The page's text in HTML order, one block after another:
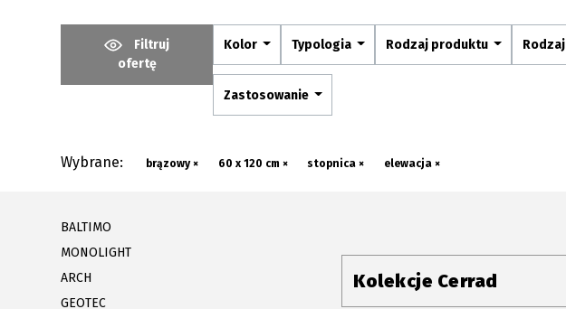
Filtruj
ofertę
Kolor Typologia Rodzaj produktu
Zastosowanie
Wybrane: brązowy × 60 x 120 cm × stopnica × elewacja ×
BALTIMO
MONOLIGHT
ARCH
GEOTEC
Kolekcje Cerrad